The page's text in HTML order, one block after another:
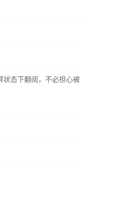
态下翻阅，不必担心被